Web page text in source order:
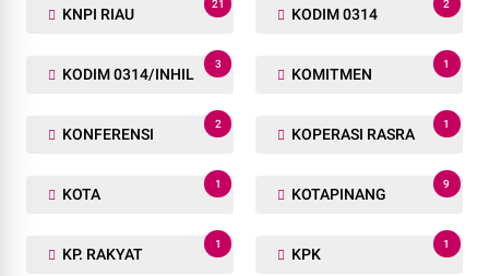
KNPI RIAU
21
KODIM 0314
2
KODIM 0314/INHIL
3
KOMITMEN
1
KONFERENSI
2
KOPERASI RASRA
1
KOTA
1
KOTAPINANG
9
KP. RAKYAT
1
KPK
1